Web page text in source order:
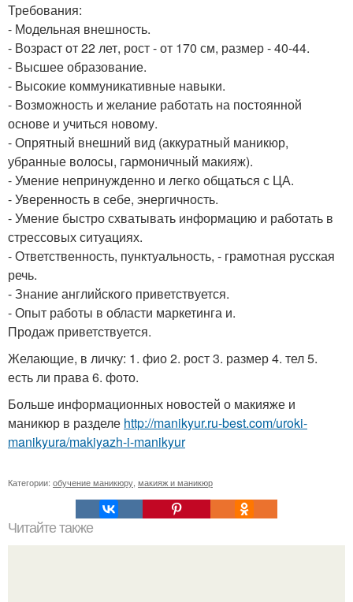
Требования:
- Модельная внешность.
- Возраст от 22 лет, рост - от 170 см, размер - 40-44.
- Высшее образование.
- Высокие коммуникативные навыки.
- Возможность и желание работать на постоянной
основе и учиться новому.
- Опрятный внешний вид (аккуратный маникюр,
убранные волосы, гармоничный макияж).
- Умение непринужденно и легко общаться с ЦА.
- Уверенность в себе, энергичность.
- Умение быстро схватывать информацию и работать в
стрессовых ситуациях.
- Ответственность, пунктуальность, - грамотная русская
речь.
- Знание английского приветствуется.
- Опыт работы в области маркетинга и.
Продаж приветствуется.
Желающие, в личку: 1. фио 2. рост 3. размер 4. тел 5.
есть ли права 6. фото.
Больше информационных новостей о макияже и
маникюр в разделе http://manikyur.ru-best.com/uroki-
manikyura/makiyazh-i-manikyur
Категории: обучение маникюру, макияж и маникюр
Читайте также